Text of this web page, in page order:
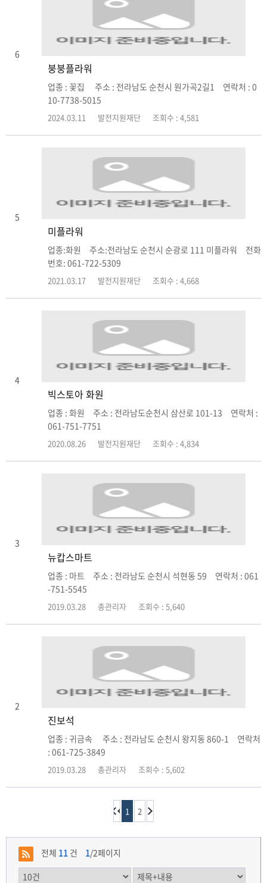
6
붕붕플라워
업종 : 꽃집 주소 : 전라남도 순천시 원가곡2길1 연락처 : 0
10-7738-5015
2024.03.11 발전지원재단 조회수 : 4,581
5
미플라워
업종:화원 주소:전라남도 순천시 순광로 111 미플라워 전화
번호: 061-722-5309
2021.03.17 발전지원재단 조회수 : 4,668
4
빅스토아 화원
업종 : 화원 주소 : 전라남도순천시 삼산로 101-13 연락처 :
061-751-7751
2020.08.26 발전지원재단 조회수 : 4,834
3
뉴캅스마트
업종 : 마트 주소 : 전라남도 순천시 석현동 59 연락처 : 061
-751-5545
2019.03.28 총관리자 조회수 : 5,640
2
진보석
업종 : 귀금속 주소 : 전라남도 순천시 왕지동 860-1 연락처
: 061-725-3849
2019.03.28 총관리자 조회수 : 5,602
1 2
전체 11 건 1/2페이지